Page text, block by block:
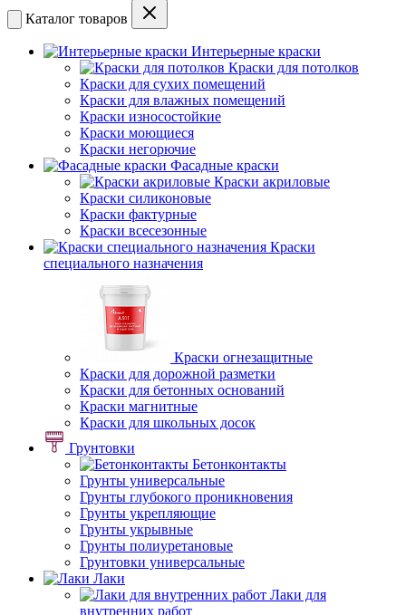
Каталог товаров
Интерьерные краски
Краски для потолков
Краски для сухих помещений
Краски для влажных помещений
Краски износостойкие
Краски моющиеся
Краски негорючие
Фасадные краски
Краски акриловые
Краски силиконовые
Краски фактурные
Краски всесезонные
Краски
специального назначения
Краски огнезащитные
Краски для дорожной разметки
Краски для бетонных оснований
Краски магнитные
Краски для школьных досок
Грунтовки
Бетонконтакты
Грунты универсальные
Грунты глубокого проникновения
Грунты укрепляющие
Грунты укрывные
Грунты полиуретановые
Грунтовки универсальные
Лаки
Лаки для
внутренних работ